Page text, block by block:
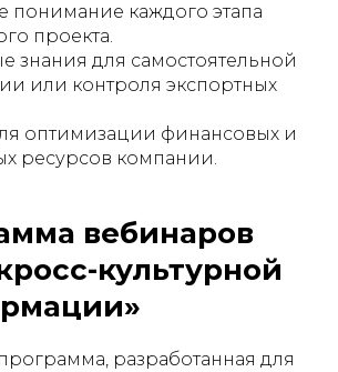
понимание каждого этапа
проекта.
знания для самостоятельной
или контроля экспортных
оптимизации финансовых и
ресурсов компании.
вебинаров
культурной
разработанная для